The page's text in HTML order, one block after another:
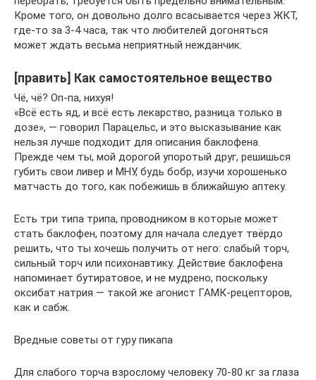
Кроме того, он довольно долго всасывается через ЖКТ,
где-то за 3-4 часа, так что любителей догоняться
может ждать весьма неприятный нежданчик.
[править] Как самостоятельное вещество
Чё, чё? Оп-па, нихуя!
«Всё есть яд, и всё есть лекарство, разница только в
дозе», — говорил Парацельс, и это высказывание как
нельзя лучше подходит для описания баклофена.
Прежде чем ты, мой дорогой упоротый друг, решишься
губить свои ливер и МНУ, будь бобр, изучи хорошенько
матчасть до того, как побежишь в ближайшую аптеку.
Есть три типа трипа, проводником в которые может
стать баклофен, поэтому для начала следует твёрдо
решить, что ты хочешь получить от него: слабый торч,
сильный торч или психонавтику. Действие баклофена
напоминает бутиратовое, и не мудрено, поскольку
оксибат натрия — такой же агонист ГАМК-рецепторов,
как и сабж.
Вредные советы от гуру пикапа
Для слабого торча взрослому человеку 70-80 кг за глаза